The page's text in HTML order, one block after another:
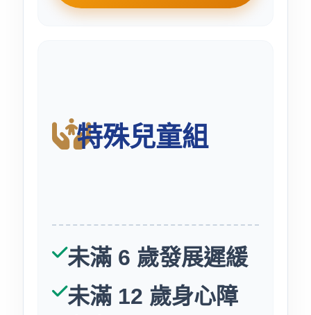
特殊兒童組
未滿 6 歲發展遲緩
未滿 12 歲身心障